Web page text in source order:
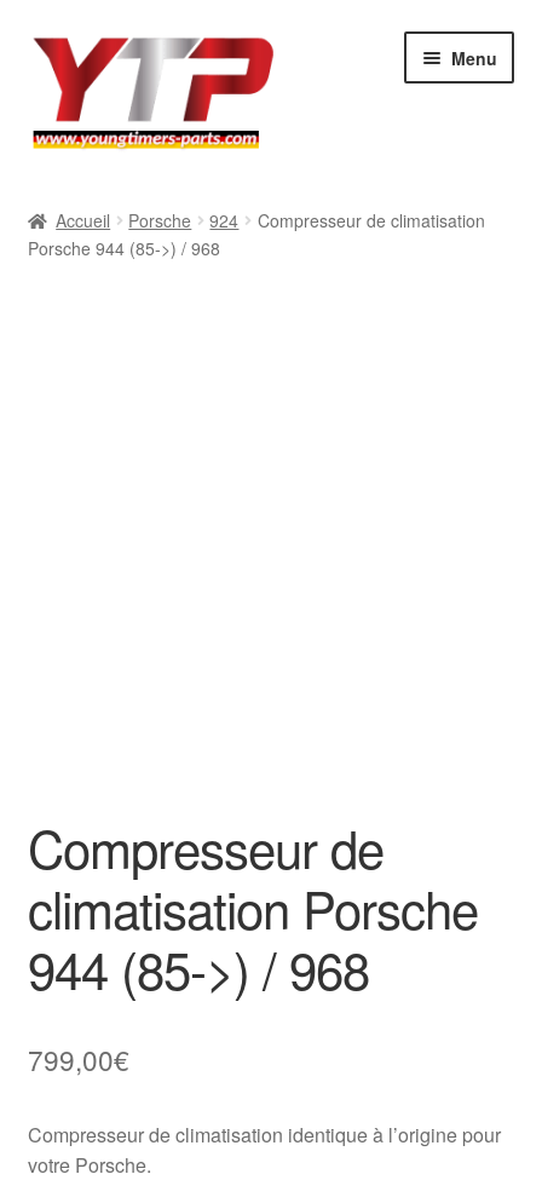
Aller
navigation
Aller
contenu
Menu
BMW
Accueil Porsche 924
Compresseur de climatisation
Porsche 944 (85->) / 968
Compresseur de
climatisation Porsche
944 (85->) / 968
799,00€
Compresseur de climatisation identique à l’origine pour
votre Porsche.